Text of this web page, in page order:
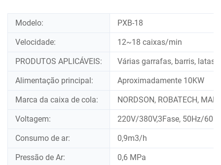
Modelo: PXB-18
Velocidade: 12~18 caixas/min
PRODUTOS APLICÁVEIS: Várias garrafas, barris,
Alimentação principal: Aproximadamente 10KW
Marca da caixa de cola: NORDSON, ROBATECH,
Voltagem: 220V/380V,3Fase, 50Hz/
Consumo de ar: 0,9m3/h
Pressão de Ar: 0,6 MPa